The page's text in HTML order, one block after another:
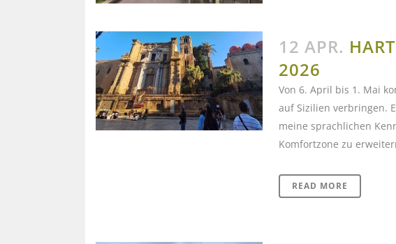
12 APR.
2026
Von 6. April bis 1. Mai
auf Sizilien verbringen.
meine sprachlichen
Komfortzone zu
READ MORE